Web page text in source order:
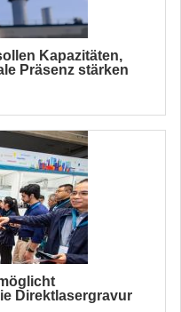
Kapazitäten,
Präsenz stärken
Direktlasergravur